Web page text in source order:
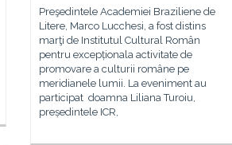
Preşedintele Academiei Braziliene de
Litere, Marco Lucchesi, a fost distins
marţi de Institutul Cultural Român
pentru excepționala activitate de
promovare a culturii române pe
meridianele lumii. La eveniment au
participat doamna Liliana Turoiu,
președintele ICR,